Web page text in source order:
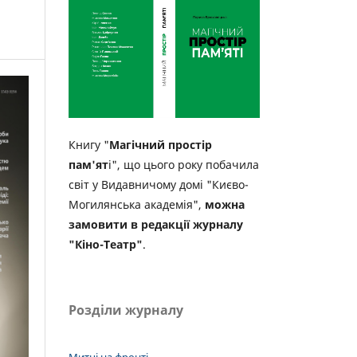
Книгу "Магічний простір
пам'яті", що цього року побачила
світ у Видавничому домі "Києво-
Могилянська академія", можна
замовити в редакції журналу
"Кіно-Театр".
Розділи журналу